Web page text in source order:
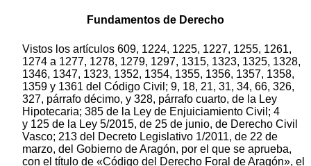
Fundamentos de Derecho
Vistos los artículos 609, 1224, 1225, 1227, 1255, 1261,
1274 a 1277, 1278, 1279, 1297, 1315, 1323, 1325, 1328,
1346, 1347, 1323, 1352, 1354, 1355, 1356, 1357, 1358,
1359 y 1361 del Código Civil; 9, 18, 21, 31, 34, 66, 326,
327, párrafo décimo, y 328, párrafo cuarto, de la Ley
Hipotecaria; 385 de la Ley de Enjuiciamiento Civil; 4
y 125 de la Ley 5/2015, de 25 de junio, de Derecho Civil
Vasco; 213 del Decreto Legislativo 1/2011, de 22 de
marzo, del Gobierno de Aragón, por el que se aprueba,
con el título de «Código del Derecho Foral de Aragón», el